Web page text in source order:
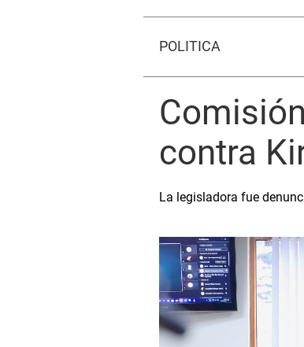
POLÍTICA
contra
La legisladora fue